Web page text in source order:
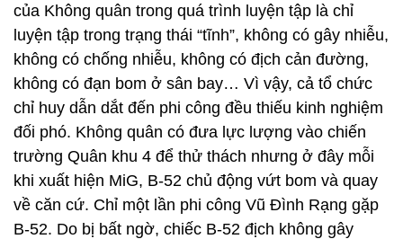
của Không quân trong quá trình luyện tập là chỉ
luyện tập trong trạng thái “tĩnh”, không có gây nhiễu,
không có chống nhiễu, không có địch cản đường,
không có đạn bom ở sân bay… Vì vậy, cả tổ chức
chỉ huy dẫn dắt đến phi công đều thiếu kinh nghiệm
đối phó. Không quân có đưa lực lượng vào chiến
trường Quân khu 4 để thử thách nhưng ở đây mỗi
khi xuất hiện MiG, B-52 chủ động vứt bom và quay
về căn cứ. Chỉ một lần phi công Vũ Đình Rạng gặp
B-52. Do bị bất ngờ, chiếc B-52 địch không gây